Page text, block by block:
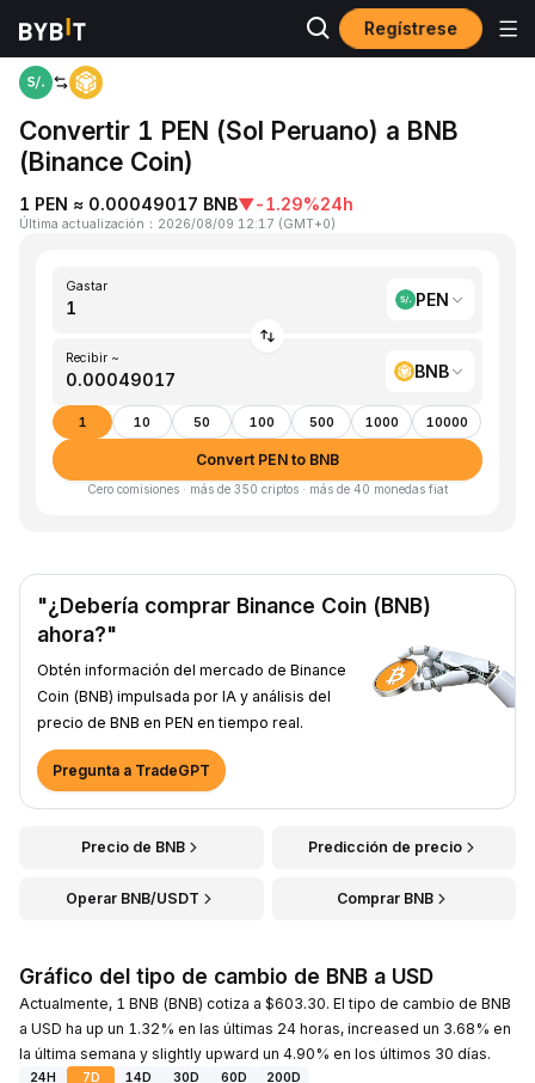
Regístrese
Inicio PEN to BNB
Convertir 1 PEN (Sol Peruano) a BNB
(Binance Coin)
1 PEN ≈ 0.00049017 BNB▼-1.29%24h
Última actualización ： 2026/08/09 12:17 (GMT+0)
Gastar
PEN
Recibir ~
BNB
1 10 50 100 500 1000 10000
Convert PEN to BNB
Cero comisiones · más de 350 criptos · más de 40 monedas fiat
"¿Debería comprar Binance Coin (BNB)
ahora?"
Obtén información del mercado de Binance
Coin (BNB) impulsada por IA y análisis del
precio de BNB en PEN en tiempo real.
Pregunta a TradeGPT
Precio de BNB Predicción de precio
Operar BNB/USDT Comprar BNB
Gráfico del tipo de cambio de BNB a USD
Actualmente, 1 BNB (BNB) cotiza a $603.30. El tipo de cambio de BNB
a USD ha up un 1.32% en las últimas 24 horas, increased un 3.68% en
la última semana y slightly upward un 4.90% en los últimos 30 días.
24H 7D 14D 30D 60D
200D